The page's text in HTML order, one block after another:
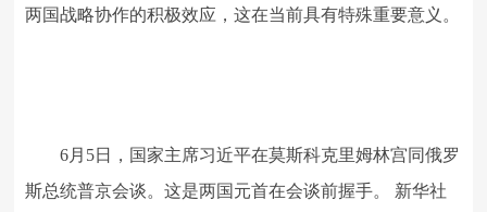
两国战略协作的积极效应，这在当前具有特殊重要意义。
6月5日，国家主席习近平在莫斯科克里姆林宫同俄罗
斯总统普京会谈。这是两国元首在会谈前握手。 新华社